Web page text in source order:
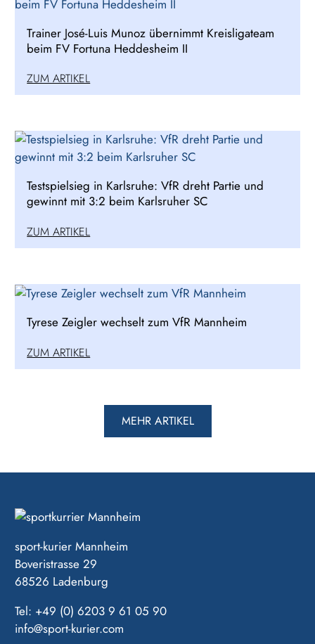
Trainer José-Luis Munoz übernimmt Kreisligateam
beim FV Fortuna Heddesheim II
ZUM ARTIKEL
Testspielsieg in Karlsruhe: VfR dreht Partie und
gewinnt mit 3:2 beim Karlsruher SC
ZUM ARTIKEL
Tyrese Zeigler wechselt zum VfR Mannheim
ZUM ARTIKEL
MEHR ARTIKEL
sport-kurier Mannheim
Boveristrasse 29
68526 Ladenburg
Tel: +49 (0) 6203 9 61 05 90
info@sport-kurier.com